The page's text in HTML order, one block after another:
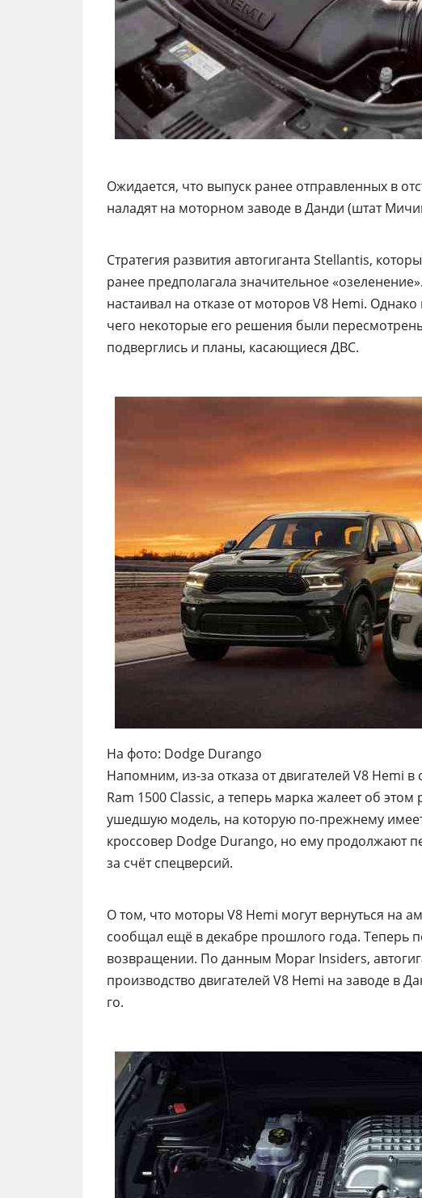
Ожидается, что выпуск ранее отправленных в
наладят на моторном заводе в Данди (штат
Cтратегия развития автогиганта Stellantis,
ранее предполагала значительное
настаивал на отказе от моторов V8 Hemi.
чего некоторые его решения были
подверглись и планы, касающиеся ДВС.
На фото: Dodge Durango
Напомним, из-за отказа от двигателей V8 Hemi в
Ram 1500 Classic, а теперь марка жалеет об
ушедшую модель, на которую по-прежнему
кроссовер Dodge Durango, но ему продолжают
за счёт спецверсий.
О том, что моторы V8 Hemi могут вернуться на
сообщал ещё в декабре прошлого года. Теперь
возвращении. По данным Mopar Insiders,
производство двигателей V8 Hemi на заводе в
го.